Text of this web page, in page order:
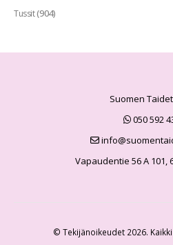
Tussit(904)
Suomen
050 592
Vapaudentie 56 A 101,
© Tekijänoikeudet 2026.